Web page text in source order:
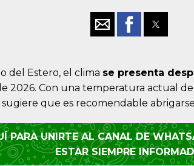
del Estero, el clima se presenta
2026. Con una temperatura actual de
sugiere que es recomendable
PARA UNIRTE AL CANAL DE
ESTAR SIEMPRE